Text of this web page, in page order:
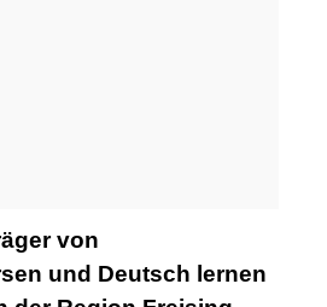
von
und Deutsch lernen